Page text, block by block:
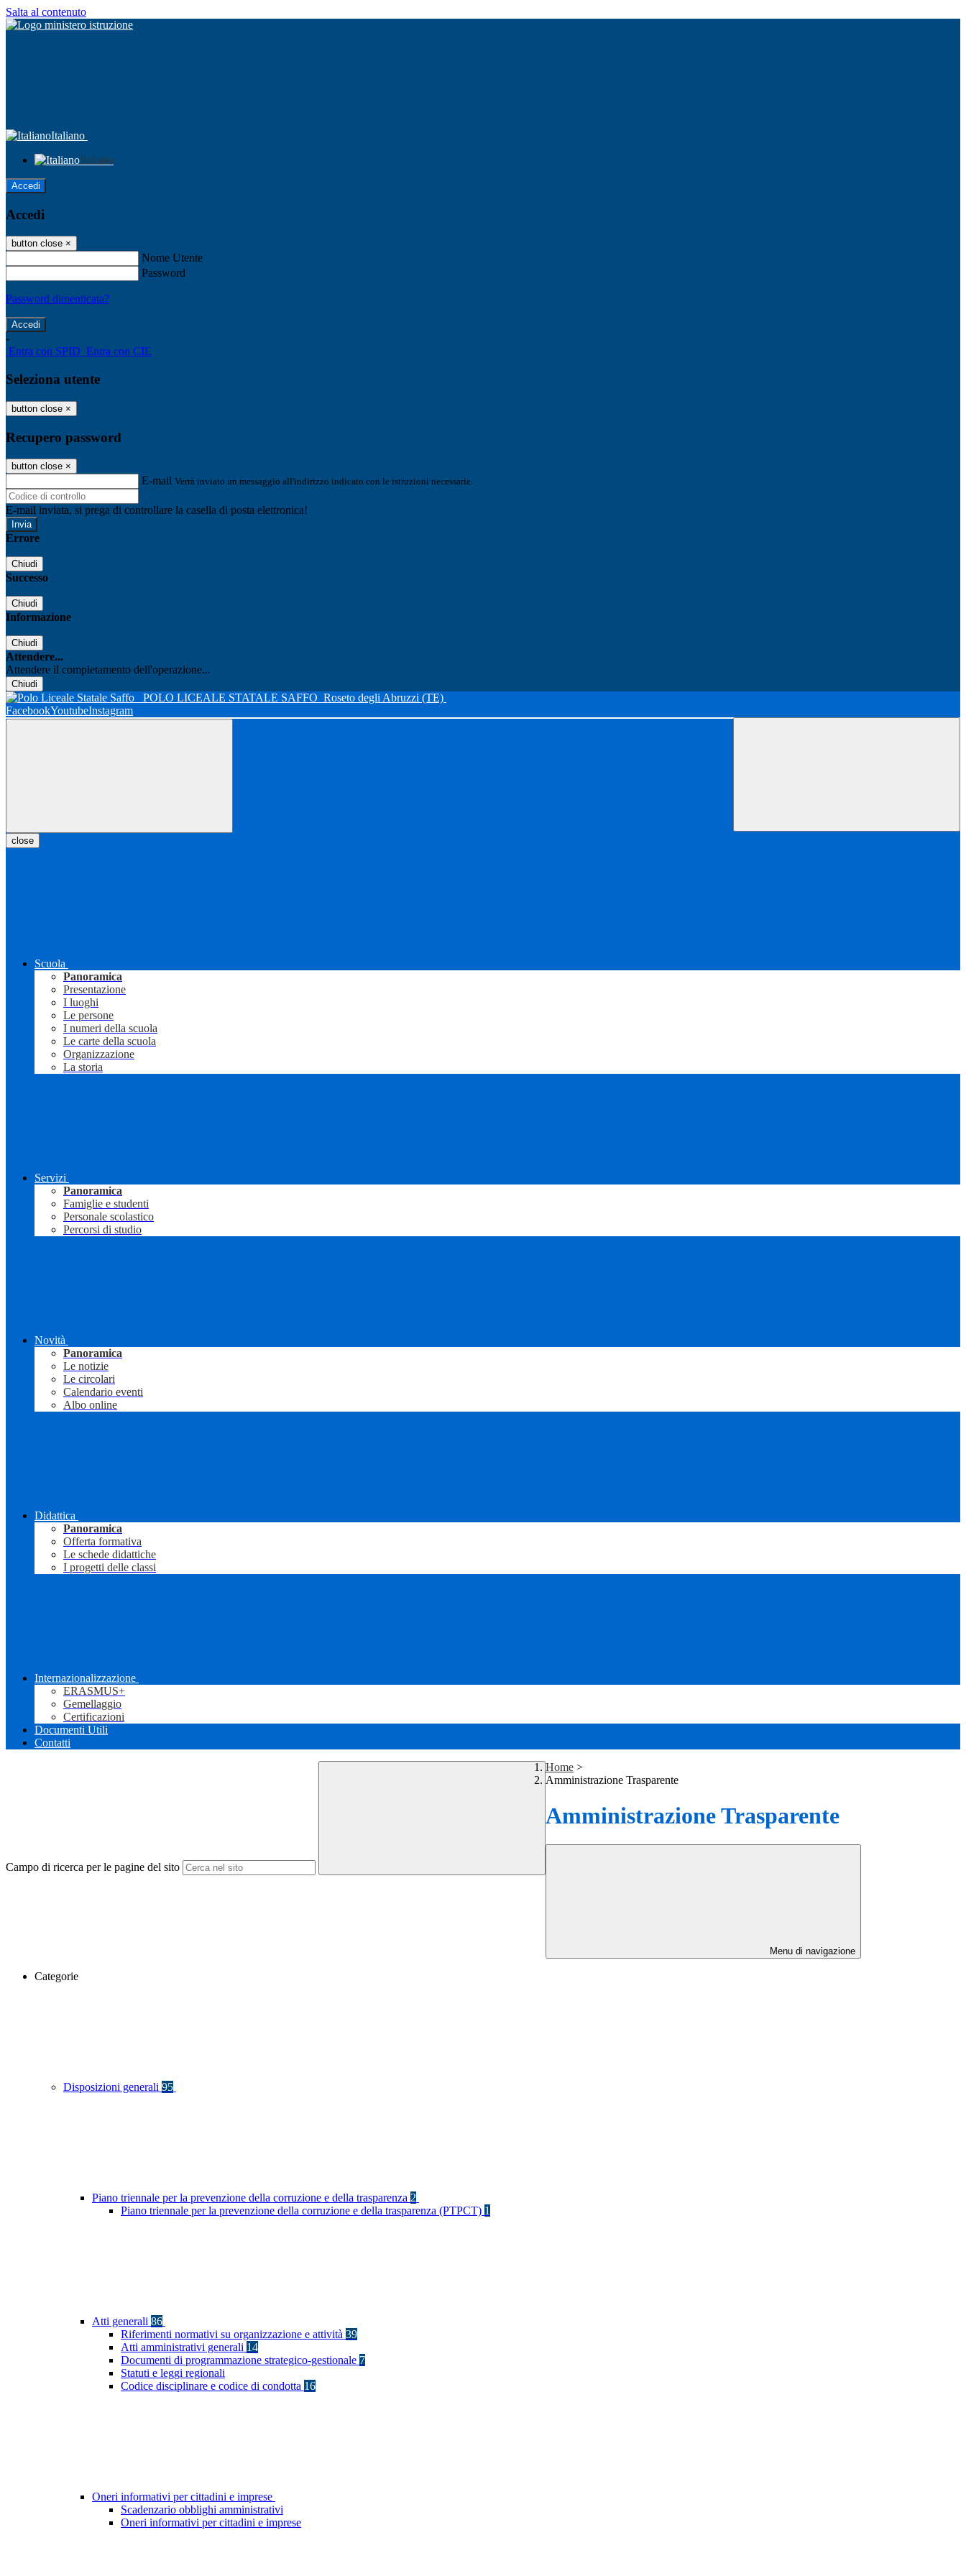
Salta al contenuto
Italiano
Italiano
Accedi
Accedi
button close ×
Nome Utente
Password
Password dimenticata?
-
Entra con SPID Entra con CIE
Seleziona utente
button close ×
Recupero password
button close ×
E-mail Verrà inviato un messaggio all'indirizzo indicato con le istruzioni necessarie.
E-mail inviata, si prega di controllare la casella di posta elettronica!
Errore
Chiudi
Successo
Chiudi
Informazione
Chiudi
Attendere...
Attendere il completamento dell'operazione...
Chiudi
POLO LICEALE STATALE SAFFO Roseto degli Abruzzi (TE)
FacebookYoutubeInstagram
close
Scuola
Panoramica
Presentazione
I luoghi
Le persone
I numeri della scuola
Le carte della scuola
Organizzazione
La storia
Servizi
Panoramica
Famiglie e studenti
Personale scolastico
Percorsi di studio
Novità
Panoramica
Le notizie
Le circolari
Calendario eventi
Albo online
Didattica
Panoramica
Offerta formativa
Le schede didattiche
I progetti delle classi
Internazionalizzazione
ERASMUS+
Gemellaggio
Certificazioni
Documenti Utili
Contatti
Campo di ricerca per le pagine del sito
Home >
Amministrazione Trasparente
Amministrazione Trasparente
Menu di navigazione
Categorie
Disposizioni generali 95
Piano triennale per la prevenzione della corruzione e della trasparenza 2
Piano triennale per la prevenzione della corruzione e della trasparenza (PTPCT) 1
Atti generali 86
Riferimenti normativi su organizzazione e attività 39
Atti amministrativi generali 14
Documenti di programmazione strategico-gestionale 7
Statuti e leggi regionali
Codice disciplinare e codice di condotta 16
Oneri informativi per cittadini e imprese
Scadenzario obblighi amministrativi
Oneri informativi per cittadini e imprese